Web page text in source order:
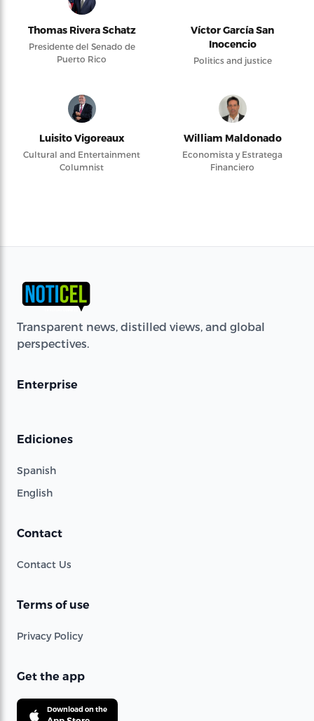
Thomas Rivera Schatz
Presidente del Senado de
Puerto Rico
Víctor García San
Inocencio
Politics and justice
Luisito Vigoreaux
Cultural and Entertainment
Columnist
William Maldonado
Economista y Estratega
Financiero
Transparent news, distilled views, and global
perspectives.
Enterprise
Ediciones
Spanish
English
Contact
Contact Us
Terms of use
Privacy Policy
Get the app
Download on the